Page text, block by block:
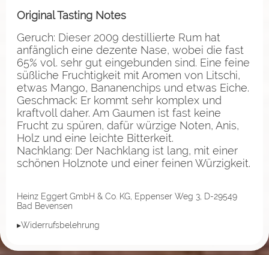
Original Tasting Notes
Geruch: Dieser 2009 destillierte Rum hat
anfänglich eine dezente Nase, wobei die fast
65% vol. sehr gut eingebunden sind. Eine feine
süßliche Fruchtigkeit mit Aromen von Litschi,
etwas Mango, Bananenchips und etwas Eiche.
Geschmack: Er kommt sehr komplex und
kraftvoll daher. Am Gaumen ist fast keine
Frucht zu spüren, dafür würzige Noten, Anis,
Holz und eine leichte Bitterkeit.
Nachklang: Der Nachklang ist lang, mit einer
schönen Holznote und einer feinen Würzigkeit.
Heinz Eggert GmbH & Co. KG, Eppenser Weg 3, D-29549
Bad Bevensen
▸Widerrufsbelehrung